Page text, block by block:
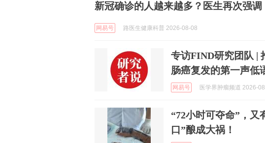
新冠确诊的人越来越多？医生再次强
网易号 路医生健康科普 2026-08-08
专访FIND研究团队 |
肠癌复发的第一声低
网易号 医学界肿瘤频道 2026-
“72小时可夺命”，又
口”酿成大祸！